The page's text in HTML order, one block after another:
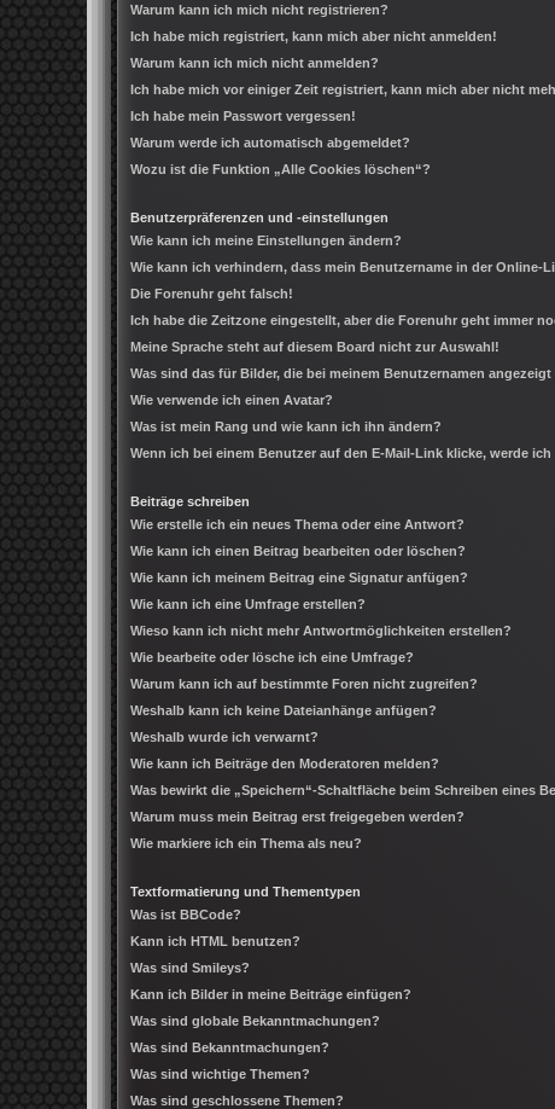
Warum kann ich mich nicht registrieren?
Ich habe mich registriert, kann mich aber nicht anmelden!
Warum kann ich mich nicht anmelden?
Ich habe mich vor einiger Zeit registriert, kann mich aber nicht
Ich habe mein Passwort vergessen!
Warum werde ich automatisch abgemeldet?
Wozu ist die Funktion „Alle Cookies löschen“?
Benutzerpräferenzen und -einstellungen
Wie kann ich meine Einstellungen ändern?
Wie kann ich verhindern, dass mein Benutzername in der Online-
Die Forenuhr geht falsch!
Ich habe die Zeitzone eingestellt, aber die Forenuhr geht immer
Meine Sprache steht auf diesem Board nicht zur Auswahl!
Was sind das für Bilder, die bei meinem Benutzernamen angezeigt
Wie verwende ich einen Avatar?
Was ist mein Rang und wie kann ich ihn ändern?
Wenn ich bei einem Benutzer auf den E-Mail-Link klicke, werde
Beiträge schreiben
Wie erstelle ich ein neues Thema oder eine Antwort?
Wie kann ich einen Beitrag bearbeiten oder löschen?
Wie kann ich meinem Beitrag eine Signatur anfügen?
Wie kann ich eine Umfrage erstellen?
Wieso kann ich nicht mehr Antwortmöglichkeiten erstellen?
Wie bearbeite oder lösche ich eine Umfrage?
Warum kann ich auf bestimmte Foren nicht zugreifen?
Weshalb kann ich keine Dateianhänge anfügen?
Weshalb wurde ich verwarnt?
Wie kann ich Beiträge den Moderatoren melden?
Was bewirkt die „Speichern“-Schaltfläche beim Schreiben eines
Warum muss mein Beitrag erst freigegeben werden?
Wie markiere ich ein Thema als neu?
Textformatierung und Thementypen
Was ist BBCode?
Kann ich HTML benutzen?
Was sind Smileys?
Kann ich Bilder in meine Beiträge einfügen?
Was sind globale Bekanntmachungen?
Was sind Bekanntmachungen?
Was sind wichtige Themen?
Was sind geschlossene Themen?